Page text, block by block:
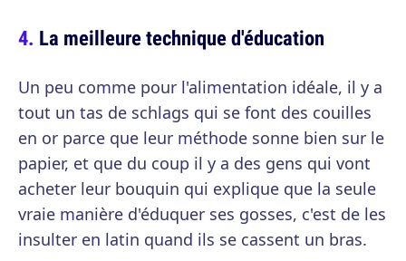
La meilleure technique d'éducation
Un peu comme pour l'alimentation idéale, il y a
tout un tas de schlags qui se font des couilles
en or parce que leur méthode sonne bien sur le
papier, et que du coup il y a des gens qui vont
acheter leur bouquin qui explique que la seule
vraie manière d'éduquer ses gosses, c'est de les
insulter en latin quand ils se cassent un bras.